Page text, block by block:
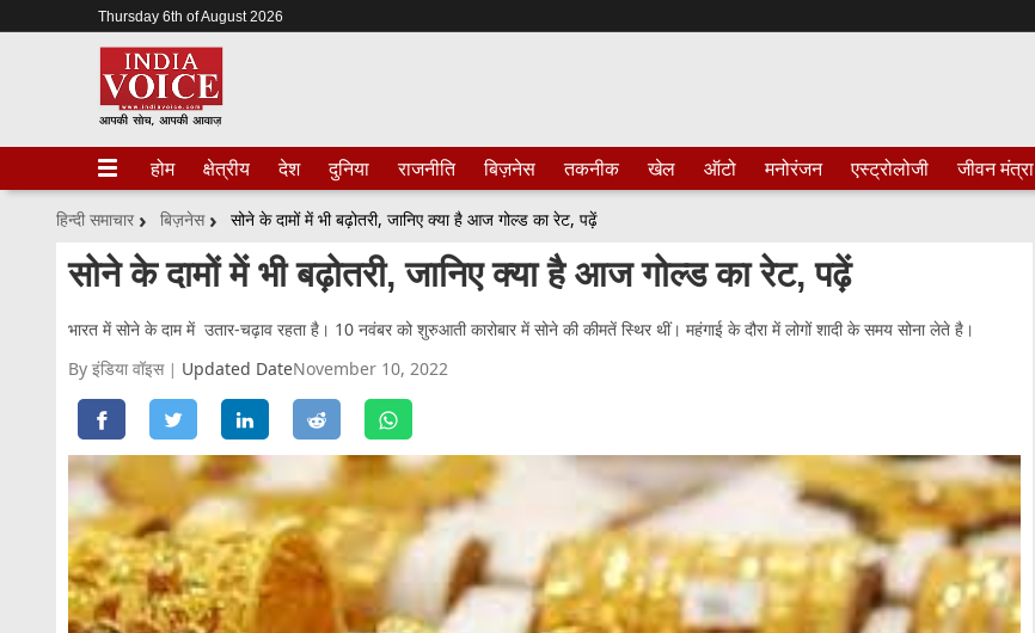
Thursday 6th of August 2026
होम क्षेत्रीय देश दुनिया राजनीति बिज़नेस तकनीक खेल ऑटो मनोरंजन एस्ट्रोलोजी जीवन मंत्रा
हिन्दी समाचार बिज़नेस सोने के दामों में भी बढ़ोतरी, जानिए क्या है आज गोल्ड का रेट, पढ़ें
सोने के दामों में भी बढ़ोतरी, जानिए क्या है आज गोल्ड का रेट, पढ़ें
भारत में सोने के दाम में उतार-चढ़ाव रहता है। 10 नवंबर को शुरुआती कारोबार में सोने की कीमतें स्थिर थीं। महंगाई के दौरा में लोगों शादी के समय सोना लेते है।
By इंडिया वॉइस
Updated DateNovember 10, 2022